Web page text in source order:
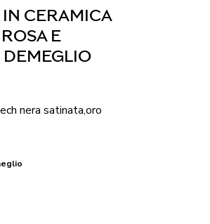
CERAMICA
E
nera satinata,oro